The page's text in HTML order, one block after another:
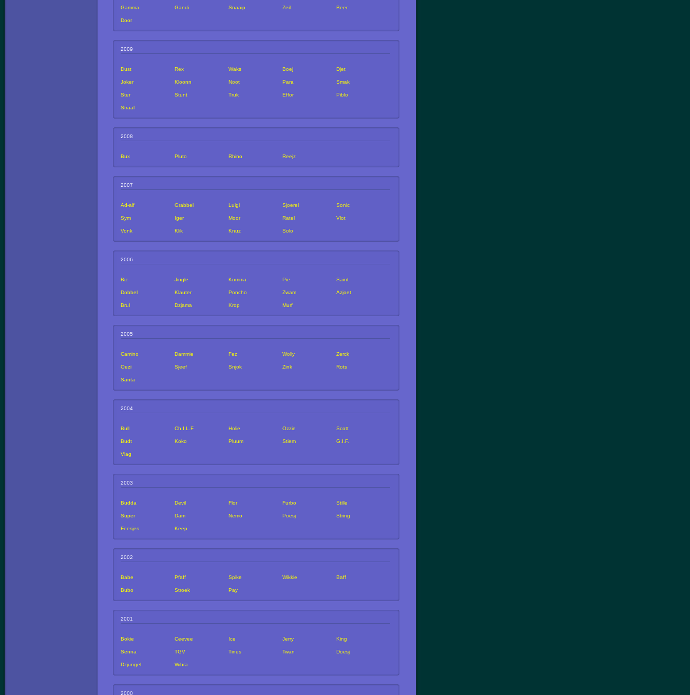
Gamma Gandi Snaaip Zeil Beer
Door
2009
Dust Rex Waks Boej Djet
Joker Kloonn Noot Para Smak
Ster Stunt Truk Effor Piblo
Straal
2008
Bux Pluto Rhino Reejz
2007
Ad-alf Grabbel Luigi Sjoerel Sonic
Sym Iger Moor Ratel Vlot
Vonk Klik Knuz Solo
2006
Biz Jingle Komma Pie Saint
Dobbel Klauter Poncho Zwam Azjoet
Brul Dzjama Krop Murf
2005
Camino Dammie Fez Wolly Zerck
Oezi Sjeef Snjok Zink Rots
Santa
2004
Bull Ch.I.L.F Holie Ozzie Scott
Budt Koko Pluum Stiem G.I.F.
Vlag
2003
Budda Devil Flor Furbo Stille
Super Dam Nemo Poesj String
Feesjes Keep
2002
Babe Pfaff Spike Wikkie Baff
Bubo Stroek Pay
2001
Bokie Ceevee Ice Jerry King
Senna TGV Tines Twan Doesj
Dzjungel Wibra
2000